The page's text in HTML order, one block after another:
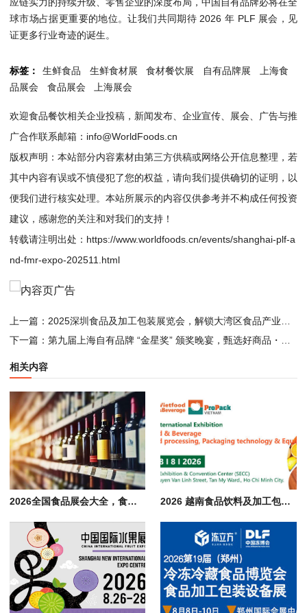
球市场占据更重要的地位。让我们共同期待 2026 年 PLF 展会，见
证更多行业奇迹的诞生。
标签： 生鲜食品 生鲜食材展 食材餐饮展 自有品牌展
上海食
品展会
食品展会 上海展会
欢迎食品餐饮相关企业投稿，新闻发布、企业宣传、展会、广告与推
广合作联系邮箱：info@WorldFoods.cn
版权声明：本站部分内容素材由第三方供稿或网络公开信息整理，若
其中内容有误或不慎侵犯了您的权益，请向我们提供确切的证明，以
便我们进行核实处理。本站所展示的内容仅供参考并不构成任何投资
建议，感谢您的关注和对我们的支持！
转载请注明出处： https://www.worldfoods.cn/events/shanghai-plf-a
nd-fmr-expo-202511.html
上一篇： 2025深圳食品及加工包装展览会，解锁大湾区食品产业商机
下一篇： 第九届上海自有品牌 “金星奖” 颁奖晚宴，甄选好商品・创造高销量
相关内容
2026全国食品展会大全，食品 饮料 酒水 餐饮行业展览会汇总 2026 越南食品饮料及加工包装展会 Vietfood & Beverage & Propack